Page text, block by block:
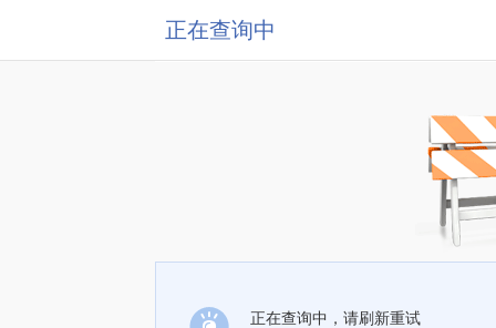
正在查询中
正在查询中，请刷新重试